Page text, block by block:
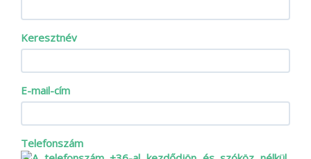
Keresztnév
E-mail-cím
Telefonszám